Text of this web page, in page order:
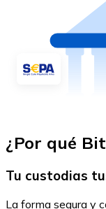
¿Por qué
Tu custodias
La forma segura y